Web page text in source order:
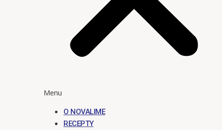
Menu
O NOVALIME
RECEPTY